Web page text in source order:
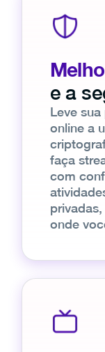
e a
Leve
online a
faça
com
onde